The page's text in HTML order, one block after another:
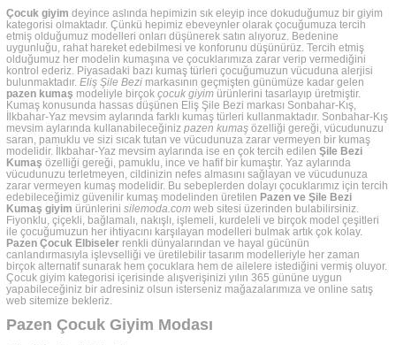
Çocuk giyim deyince aslında hepimizin sık eleyip ince dokuduğumuz bir giyim
kategorisi olmaktadır. Çünkü hepimiz ebeveynler olarak çocuğumuza tercih
etmiş olduğumuz modelleri onları düşünerek satın alıyoruz. Bedenine
uygunluğu, rahat hareket edebilmesi ve konforunu düşünürüz. Tercih etmiş
olduğumuz her modelin kumaşına ve çocuklarımıza zarar verip vermediğini
kontrol ederiz. Piyasadaki bazı kumaş türleri çocuğumuzun vücuduna alerjisi
bulunmaktadır. Eliş Şile Bezimarkasının geçmişten günümüze kadar gelen
pazen kumaş modeliyle birçok çocuk giyimürünlerini tasarlayıp üretmiştir.
Kumaş konusunda hassas düşünen Eliş Şile Bezi markası Sonbahar-Kış,
İlkbahar-Yaz mevsim aylarında farklı kumaş türleri kullanmaktadır. Sonbahar-Kış
mevsim aylarında kullanabileceğiniz pazen kumaşözelliği gereği, vücudunuzu
saran, pamuklu ve sizi sıcak tutan ve vücudunuza zarar vermeyen bir kumaş
modelidir. İlkbahar-Yaz mevsim aylarında ise en çok tercih edilen Şile Bezi
Kumaş özelliği gereği, pamuklu, ince ve hafif bir kumaştır. Yaz aylarında
vücudunuzu terletmeyen, cildinizin nefes almasını sağlayan ve vücudunuza
zarar vermeyen kumaş modelidir. Bu sebeplerden dolayı çocuklarımız için tercih
edebileceğimiz güvenilir kumaş modelinden üretilen Pazen ve Şile Bezi
Kumaş giyim ürünlerini silemoda.comweb sitesi üzerinden bulabilirsiniz.
Fiyonklu, çiçekli, bağlamalı, nakışlı, işlemeli, kurdeleli ve birçok model çeşitleri
ile çocuğumuzun her ihtiyacını karşılayan modelleri bulmak artık çok kolay.
Pazen Çocuk Elbiselerrenkli dünyalarından ve hayal gücünün
canlandırmasıyla işlevselliği ve üretilebilir tasarım modelleriyle her zaman
birçok alternatif sunarak hem çocuklara hem de ailelere istediğini vermiş oluyor.
Çocuk giyim kategorisi içerisinde alışverişinizi yılın 365 gününe uygun
yapabileceğiniz bir adresiniz olsun isterseniz mağazalarımıza ve online satış
web sitemize bekleriz.
Pazen Çocuk Giyim Modası